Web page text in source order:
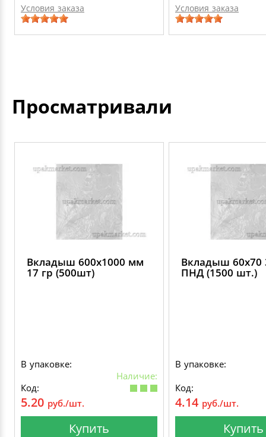
Условия заказа Условия заказа
Просматривали
Вкладыш 600х1000 мм
17 гр (500шт)
В упаковке:
Наличие:
Код:
5.20 руб./шт.
Купить
Вкладыш 60х70
ПНД (1500 шт.)
В упаковке:
Код:
4.14 руб./шт.
Купить